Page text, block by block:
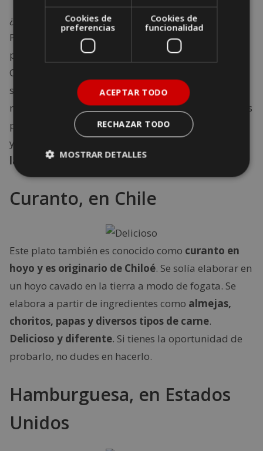
¿Quién no conoce latípica salchicha alemana
Pocos turistas que viajan hasta Alemania se van sin
probar este plato típico junto a una buena cerveza.
Con puré de patatas, con cebolla, con mostaza, con
salsa de ajo… Cada uno puede elegir la opción que
más le convenza. Algunos creerán que las salchichas
pueden encontrarse en cualquier rincón del mundo
y que no tienen nada especial. Sin embargo,
las
bratwurstno hay ninguna
Curanto, en Chile
Este plato también es conocido como curanto en
hoyo y es originario de Chiloé. Se solía elaborar en
un hoyo cavado en la tierra a modo de fogata. Se
elabora a partir de ingredientes como almejas,
choritos, papas y diversos tipos de carne.
Delicioso y diferente. Si tienes la oportunidad de
probarlo, no dudes en hacerlo.
Hamburguesa, en Estados
Unidos
Cookies de
preferencias
Cookies de
funcionalidad
ACEPTAR TODO
RECHAZAR TODO
MOSTRAR DETALLES